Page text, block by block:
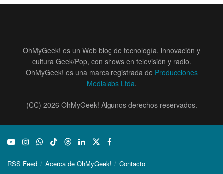
OhMyGeek! es un Web blog de tecnología, innovación y
cultura Geek/Pop, con shows en televisión y radio.
OhMyGeek! es una marca registrada de Producciones
Medialabs Ltda.
(CC) 2026 OhMyGeek! Algunos derechos reservados.
RSS Feed Acerca de OhMyGeek! Contacto